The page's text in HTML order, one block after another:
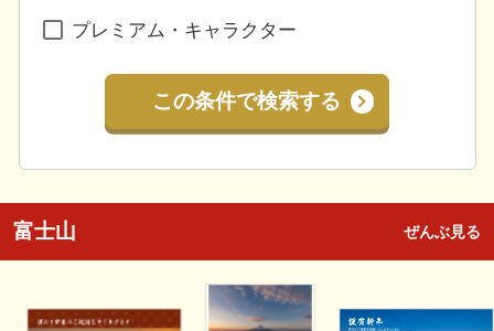
プレミアム・キャラクター
この条件で検索する
富士山 ぜんぶ見る